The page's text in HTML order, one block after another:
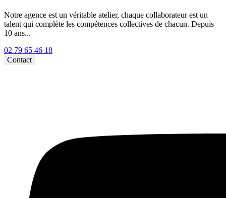
Notre agence est un véritable atelier, chaque collaborateur est un
talent qui complète les compétences collectives de chacun. Depuis
10 ans...
02 79 65 46 18⁩
Contact